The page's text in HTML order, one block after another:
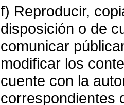
f) Reproducir,
disposición o de
comunicar
modificar los
cuente con la
correspondientes